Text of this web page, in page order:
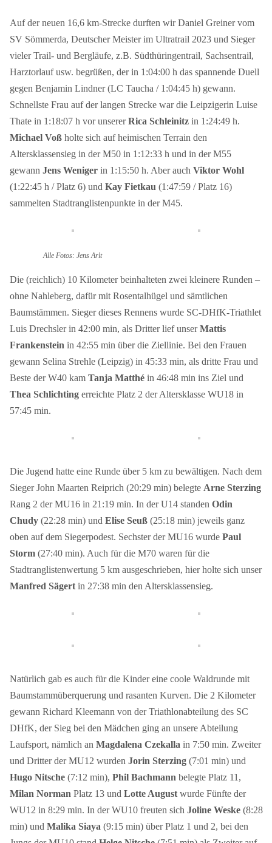
Auf der neuen 16,6 km-Strecke durften wir Daniel Greiner vom
SV Sömmerda, Deutscher Meister im Ultratrail 2023 und Sieger
vieler Trail- und Bergläufe, z.B. Südthüringentrail, Sachsentrail,
Harztorlauf usw. begrüßen, der in 1:04:00 h das spannende Duell
gegen Benjamin Lindner (LC Taucha / 1:04:45 h) gewann.
Schnellste Frau auf der langen Strecke war die Leipzigerin Luise
Thate in 1:18:07 h vor unsererRica Schleinitzin 1:24:49 h.
Michael Voßholte sich auf heimischen Terrain den
Altersklassensieg in der M50 in 1:12:33 h und in der M55
gewann Jens Wenigerin 1:15:50 h. Aber auch Viktor Wohl
(1:22:45 h / Platz 6) und Kay Fietkau (1:47:59 / Platz 16)
sammelten Stadtranglistenpunkte in der M45.
Alle Fotos: Jens Arlt
Die (reichlich) 10 Kilometer beinhalteten zwei kleinere Runden –
ohne Nahleberg, dafür mit Rosentalhügel und sämtlichen
Baumstämmen. Sieger dieses Rennens wurde SC-DHfK-Triathlet
Luis Drechsler in 42:00 min, als Dritter lief unserMattis
Frankenstein in 42:55 min über die Ziellinie. Bei den Frauen
gewann Selina Strehle (Leipzig) in 45:33 min, als dritte Frau und
Beste der W40 kam Tanja Matthéin 46:48 min ins Ziel und
Thea Schlichtingerreichte Platz 2 der Altersklasse WU18 in
57:45 min.
Die Jugend hatte eine Runde über 5 km zu bewältigen. Nach dem
Sieger John Maarten Reiprich (20:29 min) belegte Arne Sterzing
Rang 2 der MU16 in 21:19 min. In der U14 standen Odin
Chudy(22:28 min) und Elise Seuß(25:18 min) jeweils ganz
oben auf dem Siegerpodest. Sechster der MU16 wurde Paul
Storm(27:40 min). Auch für die M70 waren für die
Stadtranglistenwertung 5 km ausgeschrieben, hier holte sich unser
Manfred Sägertin 27:38 min den Altersklassensieg.
Natürlich gab es auch für die Kinder eine coole Waldrunde mit
Baumstammüberquerung und rasanten Kurven. Die 2 Kilometer
gewann Richard Kleemann von der Triathlonabteilung des SC
DHfK, der Sieg bei den Mädchen ging an unsere Abteilung
Laufsport, nämlich an Magdalena Czekalla in 7:50 min. Zweiter
und Dritter der MU12 wurden Jorin Sterzing(7:01 min) und
Hugo Nitsche(7:12 min), Phil Bachmann belegte Platz 11,
Milan Norman Platz 13 und Lotte Augustwurde Fünfte der
WU12 in 8:29 min. In der WU10 freuten sich Joline Weske(8:28
min) und Malika Siaya (9:15 min) über Platz 1 und 2, bei den